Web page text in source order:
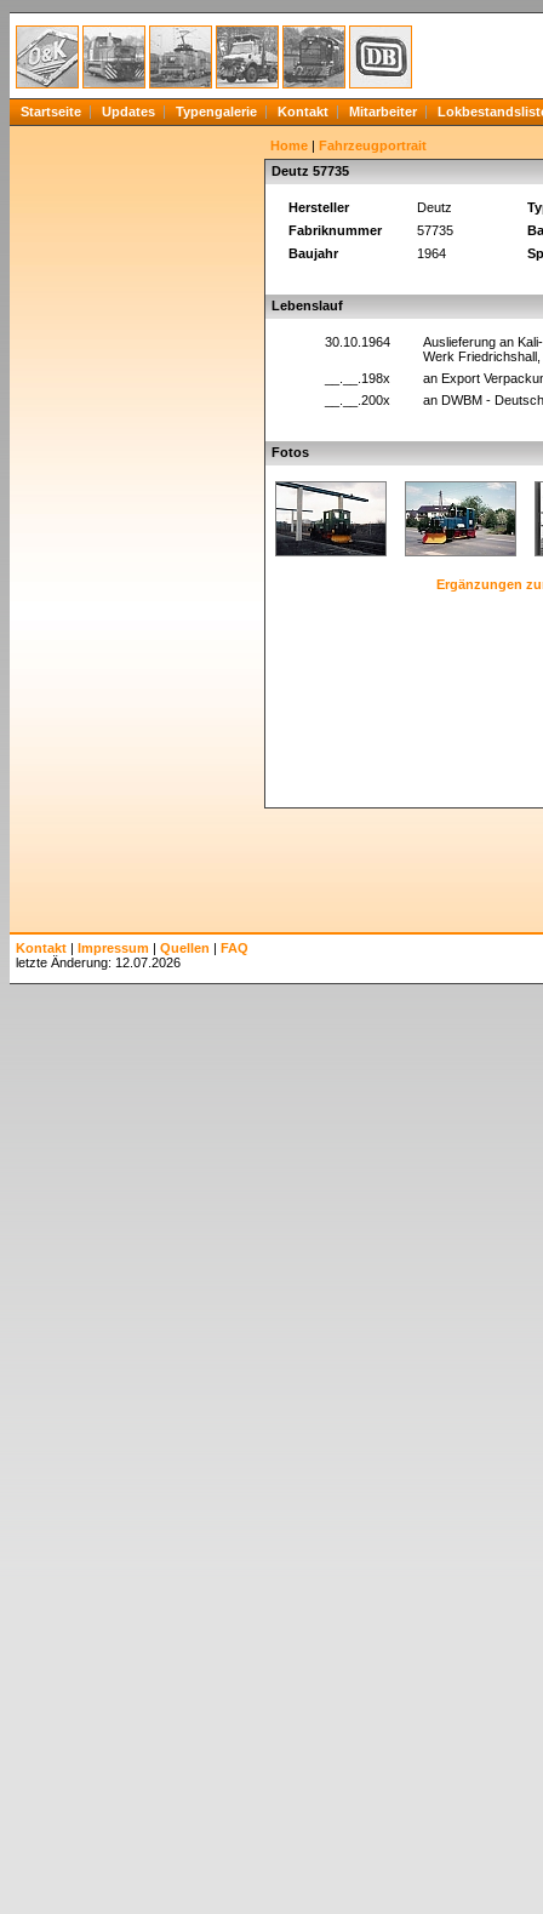
Startseite Updates Typengalerie Kontakt Mitarbeiter
Home | Fahrzeugportrait
Deutz 57735
Hersteller Deutz
Fabriknummer
57735
Baujahr
1964
Lebenslauf
30.10.1964
Auslieferung an
Werk
__.__.198x
an Export
__.__.200x
an DWBM -
Fotos
Ergänzungen
Kontakt | Impressum | Quellen | FAQ
letzte Änderung: 12.07.2026